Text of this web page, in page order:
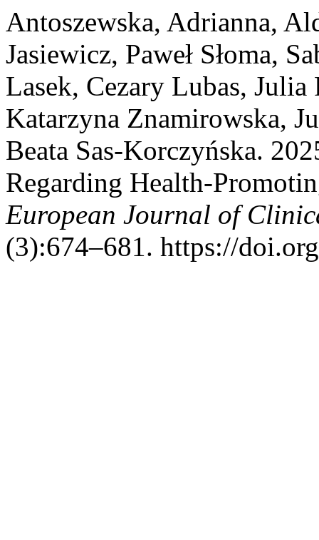
Antoszewska, Adrianna,
Jasiewicz, Paweł Słoma,
Lasek, Cezary Lubas,
Katarzyna Znamirowska,
Beata Sas-Korczyńska.
Regarding Health-
European Journal of
(3):674–681. https://